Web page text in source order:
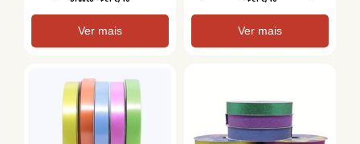
Ver mais Ver mais